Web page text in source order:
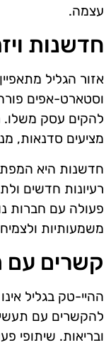
עצמה.
חדשנות
אזור הגליל
וסטארט-אפים
להקים עסק משלו.
מציעים סדנאות,
חדשנות היא
רעיונות חדשים
פעולה עם חברות
משמעותיות
קשרים עם
ההיי-טק בגליל
להקשרים עם
ובריאות. שיתופי